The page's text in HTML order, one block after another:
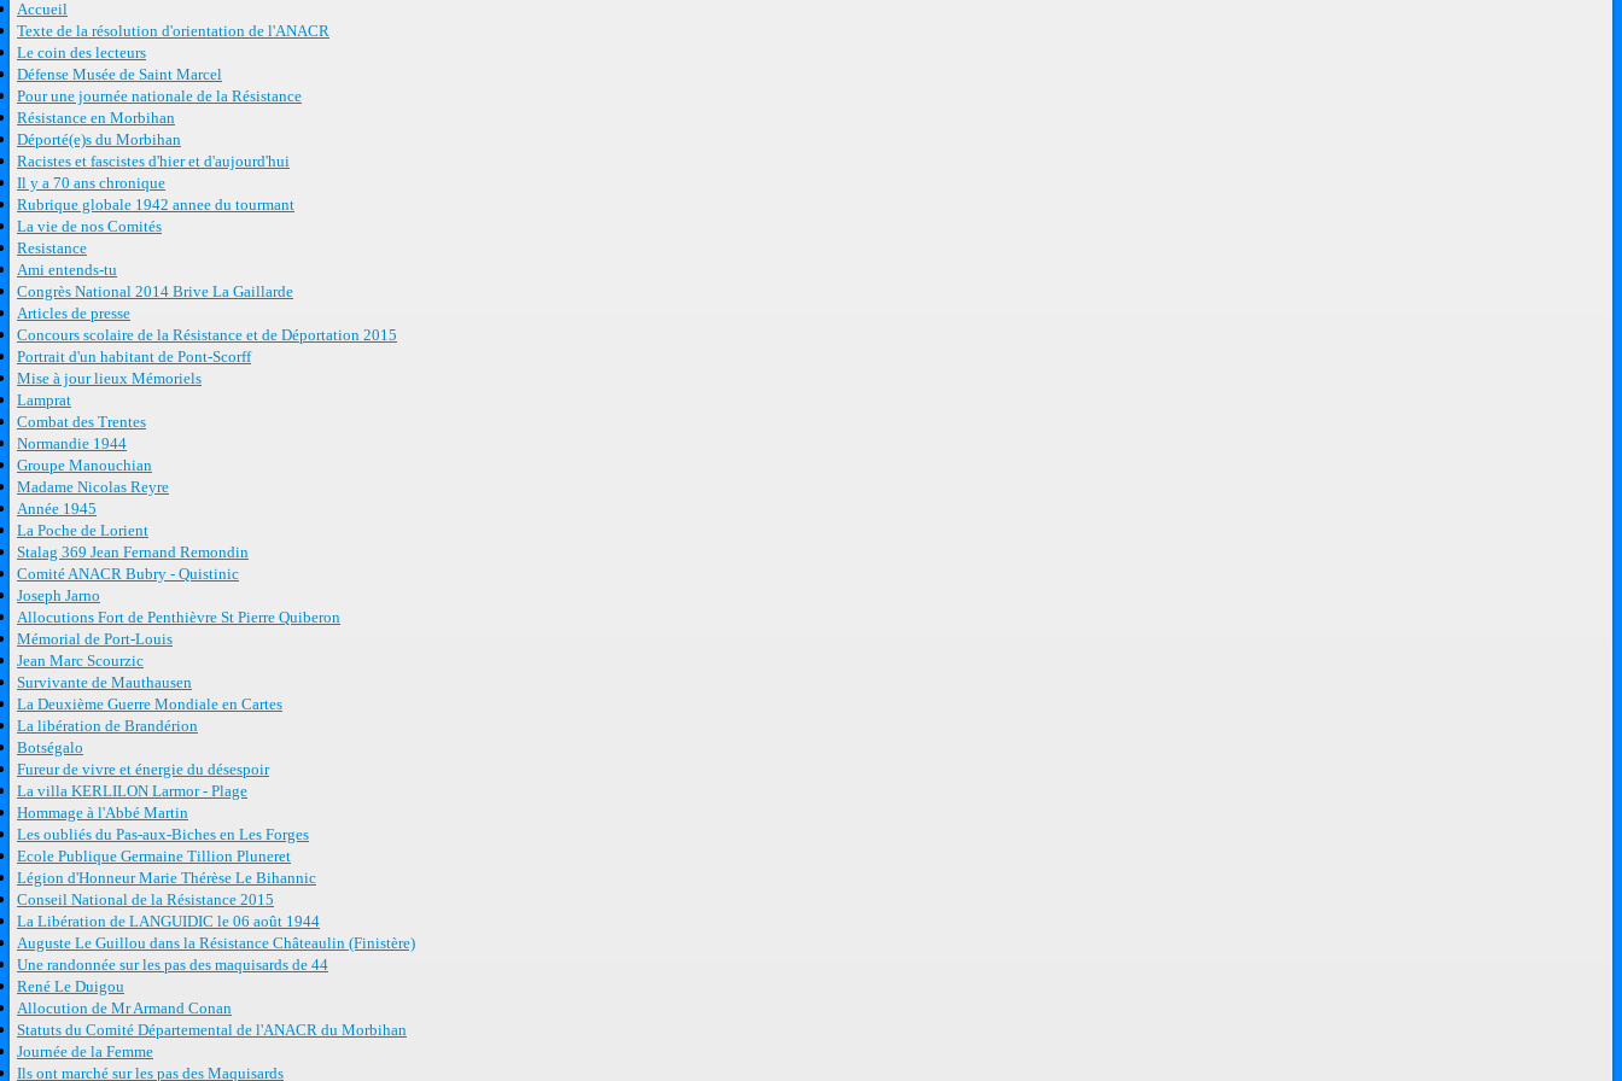
Accueil
Texte de la résolution d'orientation de l'ANACR
Le coin des lecteurs
Défense Musée de Saint Marcel
Pour une journée nationale de la Résistance
Résistance en Morbihan
Déporté(e)s du Morbihan
Racistes et fascistes d'hier et d'aujourd'hui
Il y a 70 ans chronique
Rubrique globale 1942 annee du tourmant
La vie de nos Comités
Resistance
Ami entends-tu
Congrès National 2014 Brive La Gaillarde
Articles de presse
Concours scolaire de la Résistance et de Déportation 2015
Portrait d'un habitant de Pont-Scorff
Mise à jour lieux Mémoriels
Lamprat
Combat des Trentes
Normandie 1944
Groupe Manouchian
Madame Nicolas Reyre
Année 1945
La Poche de Lorient
Stalag 369 Jean Fernand Remondin
Comité ANACR Bubry - Quistinic
Joseph Jarno
Allocutions Fort de Penthièvre St Pierre Quiberon
Mémorial de Port-Louis
Jean Marc Scourzic
Survivante de Mauthausen
La Deuxième Guerre Mondiale en Cartes
La libération de Brandérion
Botségalo
Fureur de vivre et énergie du désespoir
La villa KERLILON Larmor - Plage
Hommage à l'Abbé Martin
Les oubliés du Pas-aux-Biches en Les Forges
Ecole Publique Germaine Tillion Pluneret
Légion d'Honneur Marie Thérèse Le Bihannic
Conseil National de la Résistance 2015
La Libération de LANGUIDIC le 06 août 1944
Auguste Le Guillou dans la Résistance Châteaulin (Finistère)
Une randonnée sur les pas des maquisards de 44
René Le Duigou
Allocution de Mr Armand Conan
Statuts du Comité Départemental de l'ANACR du Morbihan
Journée de la Femme
Ils ont marché sur les pas des Maquisards